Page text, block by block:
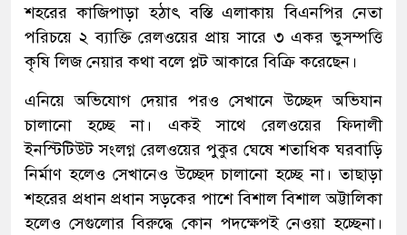
শহরের কাজিপাড়া হঠাৎ বস্তি এলাকায় বিএনপির নেতা
পরিচয়ে ২ ব্যাক্তি রেলওয়ের প্রায় সারে ৩ একর ভুসম্পত্তি
কৃষি লিজ নেয়ার কথা বলে প্লট আকারে বিক্রি করেছেন।
এনিয়ে অভিযোগ দেয়ার পরও সেখানে উচ্ছেদ অভিযান
চালানো হচ্ছে না। একই সাথে রেলওয়ের ফিদালী
ইনস্টিটিউট সংলগ্ন রেলওয়ের পুকুর ঘেষে শতাধিক ঘরবাড়ি
নির্মাণ হলেও সেখানেও উচ্ছেদ চালানো হচ্ছে না। তাছাড়া
শহরের প্রধান প্রধান সড়কের পাশে বিশাল বিশাল অট্টালিকা
হলেও সেগুলোর বিরুদ্ধে কোন পদক্ষেপই নেওয়া হচ্ছেনা।